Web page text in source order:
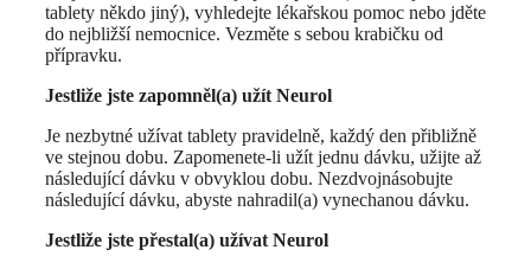
tablety někdo jiný), vyhledejte lékařskou pomoc nebo jděte
do nejbližší nemocnice. Vezměte s sebou krabičku od
přípravku.
Jestliže jste zapomněl(a) užít Neurol
Je nezbytné užívat tablety pravidelně, každý den přibližně
ve stejnou dobu. Zapomenete-li užít jednu dávku, užijte až
následující dávku v obvyklou dobu. Nezdvojnásobujte
následující dávku, abyste nahradil(a) vynechanou dávku.
Jestliže jste přestal(a) užívat Neurol